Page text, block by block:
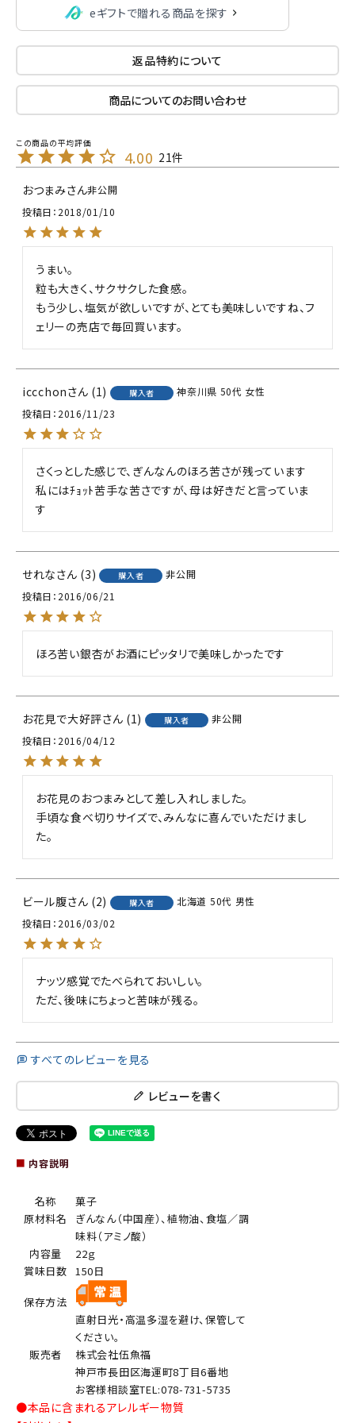
eギフトで贈れる商品を探す
返品特約について
商品についてのお問い合わせ
4.00 21
おつまみ
非公開
投稿日 2018/01/10
うまい。
粒も大きく、サクサクした食感。
もう少し、塩気が欲しいですが、とても美味しいですね、フ
ェリーの売店で毎回買います。
iccchon 1 購入者 神奈川県 50代 女性
投稿日 2016/11/23
さくっとした感じで、ぎんなんのほろ苦さが残っています
私にはﾁｮｯﾄ苦手な苦さですが、母は好きだと言っていま
す
せれな 3 購入者
非公開
投稿日 2016/06/21
ほろ苦い銀杏がお酒にピッタリで美味しかったです
お花見で大好評 1 購入者
非公開
投稿日 2016/04/12
お花見のおつまみとして差し入れしました。
手頃な食べ切りサイズで、みんなに喜んでいただけまし
ビール腹 2 購入者 北海道 50代 男性
投稿日 2016/03/02
ナッツ感覚でたべられておいしい。
すべてのレビューを見る
レビューを書く
■ 内容説明
名称
菓子
原材料名
ぎんなん（中国産）、植物油、食塩／調
味料（アミノ酸）
内容量
22ｇ
賞味日数 150日
保存方法
直射日光・高温多湿を避け、保管して
ください。
販売者
株式会社伍魚福
神戸市長田区海運町8丁目6番地
お客様相談室TEL:078-731-5735
●本品に含まれるアレルギー物質